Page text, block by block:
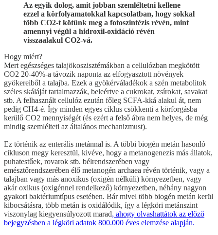
Az egyik dolog, amit jobban szemléltetni kellene
ezzel a körfolyamatokkal kapcsolatban, hogy sokkal
több CO2-t kötünk meg a fotoszintézis révén, mint
amennyi végül a hidroxil-oxidáció révén
visszaalakul CO2-vá.
Hogy miért?
Mert egészséges talajökoszisztémákban a cellulózban megkötött
CO2 20-40%-a távozik naponta az elfogyasztott növények
gyökereiből a talajba. Ezek a gyökérváladékok a szén metabolitok
széles skáláját tartalmazzák, beleértve a cukrokat, zsírokat, savakat
stb. A felhasznált cellulóz ezután főleg SCFA-kká alakul át, nem
pedig CH4-é. Így minden egyes ciklus csökkenti a körforgásba
kerülő CO2 mennyiségét (és ezért a felső ábra nem helyes, de még
mindig szemlélteti az általános mechanizmust).
Ez történik az enterális metánnal is. A többi biogén metán hasonló
cikluson megy keresztül, kivéve, hogy a metanogenezis más állatok,
puhatestűek, rovarok stb. bélrendszerében vagy
emésztőrendszerében élő metanogén archaea révén történik, vagy a
talajban vagy más anoxikus (oxigén nélküli) környezetben, vagy
akár oxikus (oxigénnel rendelkező) környezetben, néhány nagyon
gyakori baktériumtípus esetében. Bár mivel több biogén metán kerül
kibocsátásra, több metán is oxidálódik, így a légköri metánszint
viszonylag kiegyensúlyozott marad, ahogy olvashattátok az előző
bejegyzésben a légköri adatok 800.000 éves elemzése alapján.